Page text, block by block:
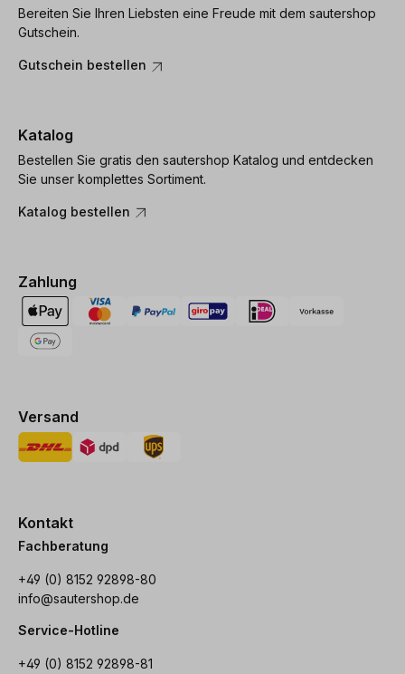
Bereiten Sie Ihren Liebsten eine Freude mit dem sautershop
Gutschein.
Gutschein bestellen
Katalog
Bestellen Sie gratis den sautershop Katalog und entdecken
Sie unser komplettes Sortiment.
Katalog bestellen
Zahlung
Versand
Kontakt
Fachberatung
+49 (0) 8152 92898-80
info@sautershop.de
Service-Hotline
+49 (0) 8152 92898-81